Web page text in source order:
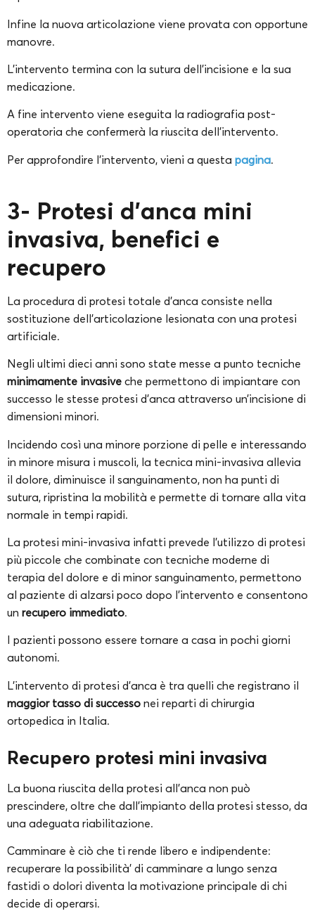
Infine la nuova articolazione viene provata con opportune
manovre.
L’intervento termina con la sutura dell’incisione e la sua
medicazione.
A fine intervento viene eseguita la radiografia post-
operatoria che confermerà la riuscita dell’intervento.
Per approfondire l’intervento, vieni a questa pagina.
3- Protesi d’anca mini
invasiva, benefici e
recupero
La procedura di protesi totale d’anca consiste nella
sostituzione dell’articolazione lesionata con una protesi
artificiale.
Negli ultimi dieci anni sono state messe a punto tecniche
minimamente invasive che permettono di impiantare con
successo le stesse protesi d’anca attraverso un’incisione di
dimensioni minori.
Incidendo così una minore porzione di pelle e interessando
in minore misura i muscoli, la tecnica mini-invasiva allevia
il dolore, diminuisce il sanguinamento, non ha punti di
sutura, ripristina la mobilità e permette di tornare alla vita
normale in tempi rapidi.
La protesi mini-invasiva infatti prevede l’utilizzo di protesi
più piccole che combinate con tecniche moderne di
terapia del dolore e di minor sanguinamento, permettono
al paziente di alzarsi poco dopo l’intervento e consentono
un recupero immediato.
I pazienti possono essere tornare a casa in pochi giorni
autonomi.
L’intervento di protesi d’anca è tra quelli che registrano il
maggior tasso di successo nei reparti di chirurgia
ortopedica in Italia.
Recupero protesi mini invasiva
La buona riuscita della protesi all’anca non può
prescindere, oltre che dall’impianto della protesi stesso, da
una adeguata riabilitazione.
Camminare è ciò che ti rende libero e indipendente:
recuperare la possibilità’ di camminare a lungo senza
fastidi o dolori diventa la motivazione principale di chi
decide di operarsi.